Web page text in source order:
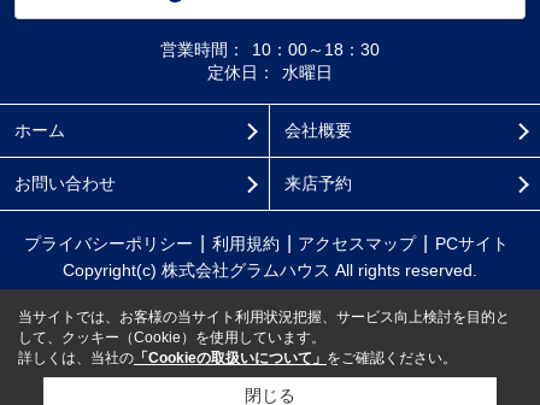
営業時間：
10：00～18：30
定休日：
水曜日
ホーム 会社概要
お問い合わせ 来店予約
プライバシーポリシー 利用規約 アクセスマップ
PCサイト
Copyright(c) 株式会社グラムハウス All rights reserved.
当サイトでは、お客様の当サイト利用状況把握、サービス向上検討を目的と
して、クッキー（Cookie）を使用しています。
詳しくは、当社の 「Cookieの取扱いについて」 をご確認ください。
閉じる